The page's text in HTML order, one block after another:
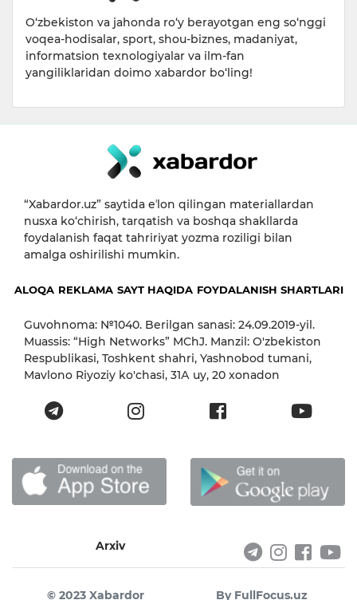
O‘zbekiston va jahonda ro‘y berayotgan eng so‘nggi
voqea-hodisalar, sport, shou-biznes, madaniyat,
informatsion texnologiyalar va ilm-fan
yangiliklaridan doimo xabardor bo‘ling!
“Xabardor.uz” saytida eʼlon qilingan materiallardan
nusxa ko‘chirish, tarqatish va boshqa shakllarda
foydalanish faqat tahririyat yozma roziligi bilan
amalga oshirilishi mumkin.
ALOQA REKLAMA SAYT HAQIDA FOYDALANISH SHARTLARI
Guvohnoma: №1040. Berilgan sanasi: 24.09.2019-yil.
Muassis: “High Networks” MChJ. Manzil: O'zbekiston
Respublikasi, Toshkent shahri, Yashnobod tumani,
Mavlono Riyoziy ko'chasi, 31А uy, 20 xonadon
Arxiv
© 2023 Xabardor By FullFocus.uz